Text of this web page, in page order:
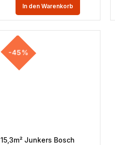
In den Warenkorb
-45%
15,3m² Junkers Bosch